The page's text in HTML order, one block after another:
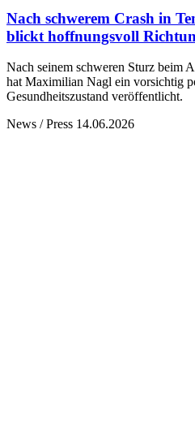
Nach schwerem Crash in
blickt hoffnungsvoll
Nach seinem schweren Sturz beim
hat Maximilian Nagl ein vorsichtig
Gesundheitszustand veröffentlicht.
News / Press 14.06.2026